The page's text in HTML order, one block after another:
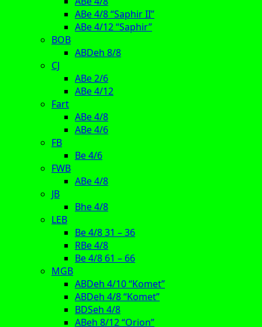
ABe 4/8 “Saphir II”
ABe 4/12 “Saphir”
BOB
ABDeh 8/8
CJ
ABe 2/6
ABe 4/12
Fart
ABe 4/8
ABe 4/6
FB
Be 4/6
FWB
ABe 4/8
JB
Bhe 4/8
LEB
Be 4/8 31 – 36
RBe 4/8
Be 4/8 61 – 66
MGB
ABDeh 4/10 “Komet”
ABDeh 4/8 “Komet”
BDSeh 4/8
ABeh 8/12 “Orion”